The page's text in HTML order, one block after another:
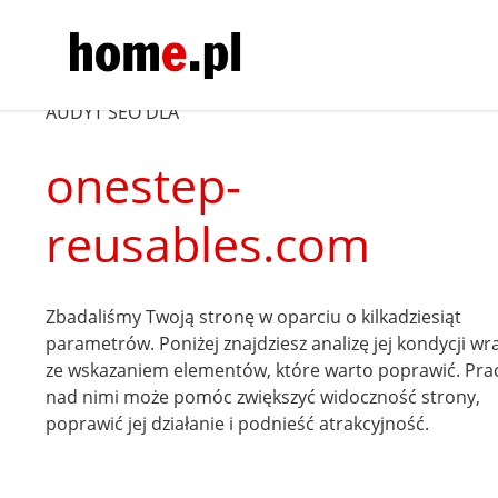
AUDYT SEO DLA
onestep-
reusables.com
Zbadaliśmy Twoją stronę w oparciu o kilkadziesiąt
parametrów. Poniżej znajdziesz analizę jej kondycji
ze wskazaniem elementów, które warto poprawić.
nad nimi może pomóc zwiększyć widoczność strony,
poprawić jej działanie i podnieść atrakcyjność.